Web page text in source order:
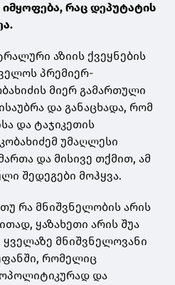
რაც დეპუტატის
აზიის ქვეყნების
პრემიერ-
მიერ გამართული
და განაცხადა, რომ
და ტაჯიკეთის
უმაღლესი
და მისივე თქმით, ამ
შედეგები მოჰყვა.
რა მნიშვნელობის არის
ყაზახეთი არის შუა
მნიშვნელოვანი
რომელიც
და